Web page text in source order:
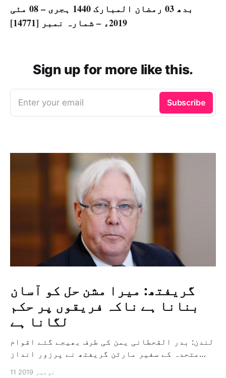
بدھ 03 رمضان المبارک 1440 ہجری – 08 مئی
2019ء – شمارہ نمبر [14771]
Sign up for more like this.
Enter your email Subscribe
گریفتھ: میرا مشن حل کو آسان
بنانا ہے ناکہ فریقوں پر حکم
لگانا ہے
لندن: بدر القحطانی یمن کی طرف بھیجے گئے اقوام
متحدہ کے سفیر مارٹن گریفتھ نے پرزور انداز
11 نومبر 2019